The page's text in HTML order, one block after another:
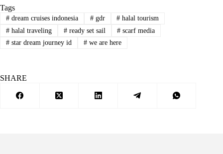
Tags
#dream cruises indonesia #gdr # halal tourism
#halal traveling #ready set sail # scarf media
#star dream journey id #we are here
SHARE